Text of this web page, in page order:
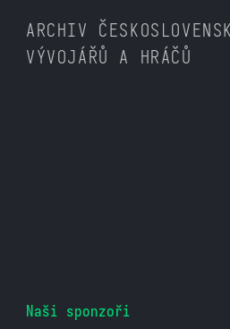
ARCHIV
VÝVOJÁŘŮ A HRÁČŮ
Naši sponzoři